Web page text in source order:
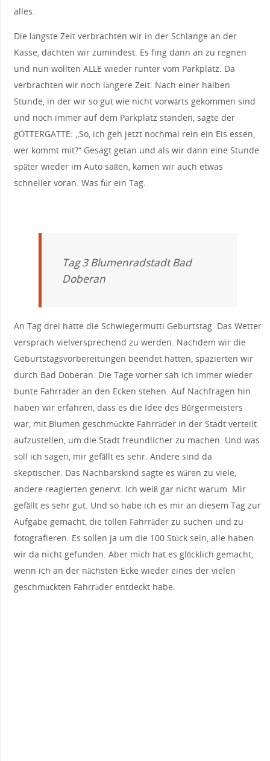
alles.
Die längste Zeit verbrachten wir in der Schlange an der
Kasse, dachten wir zumindest. Es fing dann an zu regnen
und nun wollten ALLE wieder runter vom Parkplatz. Da
verbrachten wir noch längere Zeit. Nach einer halben
Stunde, in der wir so gut wie nicht vorwärts gekommen sind
und noch immer auf dem Parkplatz standen, sagte der
gÖTTERGATTE: „So, ich geh jetzt nochmal rein ein Eis essen,
wer kommt mit?“ Gesagt getan und als wir dann eine Stunde
später wieder im Auto saßen, kamen wir auch etwas
schneller voran. Was für ein Tag.
Tag 3 Blumenradstadt Bad
Doberan
An Tag drei hatte die Schwiegermutti Geburtstag. Das Wetter
versprach vielversprechend zu werden. Nachdem wir die
Geburtstagsvorbereitungen beendet hatten, spazierten wir
durch Bad Doberan. Die Tage vorher sah ich immer wieder
bunte Fahrräder an den Ecken stehen. Auf Nachfragen hin
haben wir erfahren, dass es die Idee des Bürgermeisters
war, mit Blumen geschmückte Fahrräder in der Stadt verteilt
aufzustellen, um die Stadt freundlicher zu machen. Und was
soll ich sagen, mir gefällt es sehr. Andere sind da
skeptischer. Das Nachbarskind sagte es wären zu viele,
andere reagierten genervt. Ich weiß gar nicht warum. Mir
gefällt es sehr gut. Und so habe ich es mir an diesem Tag zur
Aufgabe gemacht, die tollen Fahrräder zu suchen und zu
fotografieren. Es sollen ja um die 100 Stück sein, alle haben
wir da nicht gefunden. Aber mich hat es glücklich gemacht,
wenn ich an der nächsten Ecke wieder eines der vielen
geschmückten Fahrräder entdeckt habe.